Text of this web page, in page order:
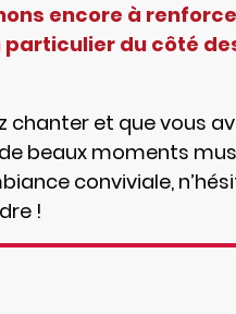
encore à
particulier du côté
chanter et que vous
beaux moments
conviviale,
!